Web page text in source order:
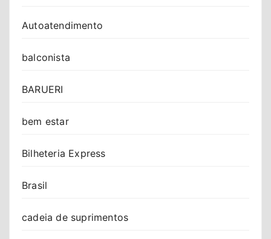
Autoatendimento
balconista
BARUERI
bem estar
Bilheteria Express
Brasil
cadeia de suprimentos